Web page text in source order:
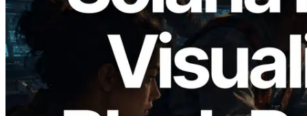
2026.05.24
Validators Solutions ra mắt Solana Block
Analyzer — Trực quan hóa thời gian tạo
block và validator phụ trách theo từng
slot